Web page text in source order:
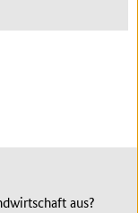
aus?